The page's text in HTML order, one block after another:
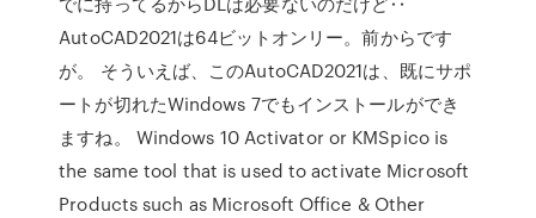
AutoCAD2021は64ビットオンリー。前からです
が。 そういえば、このAutoCAD2021は、既にサポ
ートが切れたWindows 7でもインストールができ
ますね。 Windows 10 Activator or KMSpico is
the same tool that is used to activate Microsoft
Products such as Microsoft Office & Other